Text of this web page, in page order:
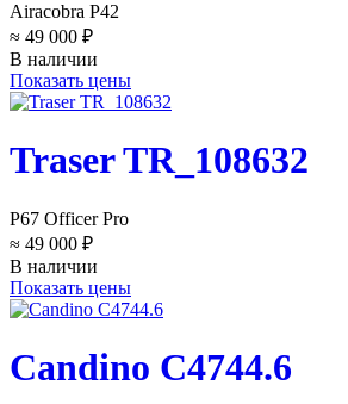
Airacobra P42
≈ 49 000 ₽
В наличии
Показать цены
Traser TR_108632
P67 Officer Pro
≈ 49 000 ₽
В наличии
Показать цены
Candino C4744.6